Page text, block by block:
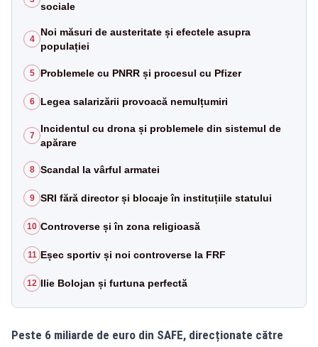
sociale
4
Noi măsuri de austeritate și efectele asupra
populației
5 Problemele cu PNRR și procesul cu Pfizer
6 Legea salarizării provoacă nemulțumiri
7
Incidentul cu drona și problemele din sistemul de
apărare
8 Scandal la vârful armatei
9 SRI fără director și blocaje în instituțiile statului
10 Controverse și în zona religioasă
11 Eșec sportiv și noi controverse la FRF
12 Ilie Bolojan și furtuna perfectă
Peste 6 miliarde de euro din SAFE, direcționate către